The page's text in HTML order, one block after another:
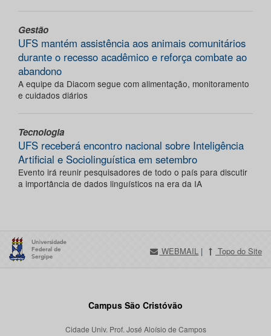
Gestão
UFS mantém assistência aos animais comunitários
durante o recesso acadêmico e reforça combate ao
abandono
A equipe da Diacom segue com alimentação, monitoramento
e cuidados diários
Tecnologia
UFS receberá encontro nacional sobre Inteligência
Artificial e Sociolinguística em setembro
Evento irá reunir pesquisadores de todo o país para discutir
a importância de dados linguísticos na era da IA
WEBMAIL | Topo do Site
Campus São Cristóvão
Cidade Univ. Prof. José Aloísio de Campos